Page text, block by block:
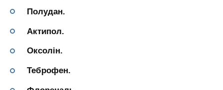
Полудан.
Актипол.
Оксолін.
Теброфен.